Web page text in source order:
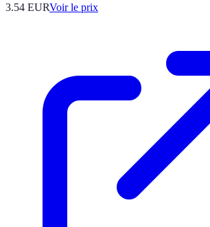
3.54 EURVoir le prix